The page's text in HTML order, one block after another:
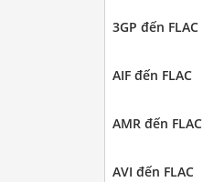
3GP đến FLAC
AIF đến FLAC
AMR đến FLAC
AVI đến FLAC